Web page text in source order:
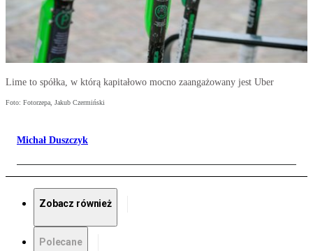
Lime to spółka, w którą kapitałowo mocno zaangażowany jest Uber
Foto: Fotorzepa, Jakub Czermiński
Michał Duszczyk
Zobacz również
Polecane